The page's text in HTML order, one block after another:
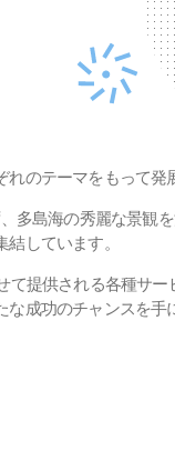
のテーマをもって発
島海の秀麗な景観
しています。
提供される各種サー
成功のチャンスを手